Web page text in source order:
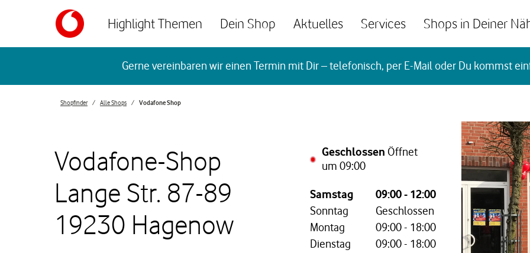
Highlight Themen Dein Shop Aktuelles Services Shops in Deiner
Gerne vereinbaren wir einen Termin mit Dir – telefonisch, per E-Mail oder Du kommst
Shopfinder Alle Shops Vodafone Shop
Vodafone-Shop
Lange Str. 87-89
19230 Hagenow
Geschlossen Öffnet
um 09:00
Wochentag, Öffnungszeiten
Samstag 09:00- 12:00
Sonntag
Geschlossen
Montag
09:00- 18:00
Dienstag
09:00- 18:00